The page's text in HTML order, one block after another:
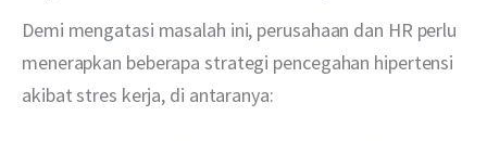
Demi mengatasi masalah ini, perusahaan dan HR perlu
menerapkan beberapa strategi pencegahan hipertensi
akibat stres kerja, di antaranya: